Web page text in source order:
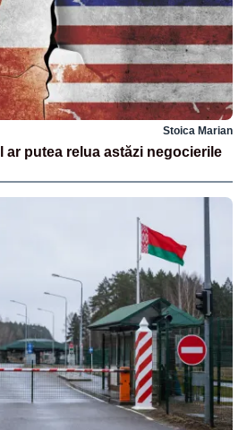
Stoica Marian
ar putea relua astăzi negocierile